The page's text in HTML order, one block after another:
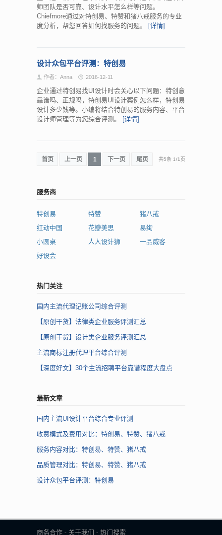
师团队是否可靠、设计水平怎么样等问题。
Chiefmore通过对特创易、特赞和猪八戒服务的专业
度分析，帮您回答如何找服务的问题。
[详情]
设计众包平台评测：特创易
作者：Anna 2016-12-11
企业通过特创易找UI设计时会关心以下问题：特创意
靠谱吗、正规吗，特创易UI设计案例怎么样，特创易
设计多少钱等。小编将结合特创易的服务内容、平台
设计师管理等为您综合评测。
[详情]
首页 上一页 1 下一页 尾页 共5条 1/1页
服务商
特创易 特赞
猪八戒
红动中国
花瓣美思
易绚
小圆桌
人人设计狮
一品威客
好设会
热门关注
国内主流代理记账公司综合评测
【原创干货】法律类企业服务评测汇总
【原创干货】设计类企业服务评测汇总
主流商标注册代理平台综合评测
【深度好文】30个主流招聘平台靠谱程度大盘点
最新文章
国内主流UI设计平台综合专业评测
收费模式及费用对比：特创易、特赞、猪八戒
服务内容对比：特创易、特赞、猪八戒
品质管理对比：特创易、特赞、猪八戒
设计众包平台评测：特创易
商务合作 - 关于我们 - 热门搜索